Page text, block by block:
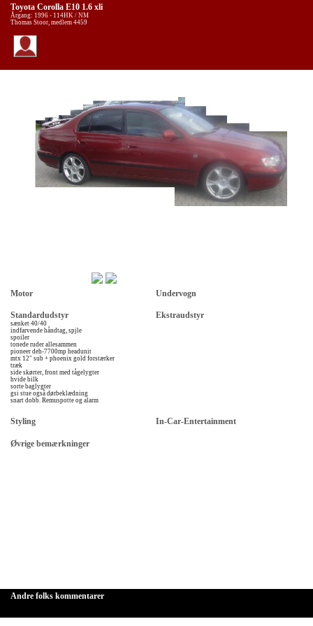
Toyota Corolla E10 1.6 xli
Årgang: 1996 - 114HK / NM
Thomas Stoor, medlem 4459
Motor Undervogn
Standardudstyr
sænket 40/40
indfarvende håndtag, spjle
spoiler
tonede ruder allesammen
pioneer deh-7700mp headunit
mtx 12" sub + phoenix gold forstærker
træk
side skørter, front med tågelygter
hvide bilk
sorte baglygter
gsi stue også dørbeklædning
snart dobb. Remuspotte og alarm
Ekstraudstyr
Styling In-Car-Entertainment
Øvrige bemærkninger
Andre folks kommentarer